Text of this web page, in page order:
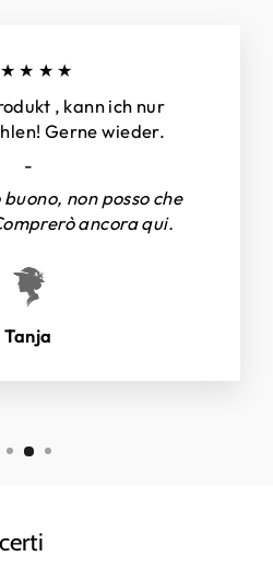
, kann ich nur
Gerne wieder.
-
non posso che
ancora qui.
Tanja